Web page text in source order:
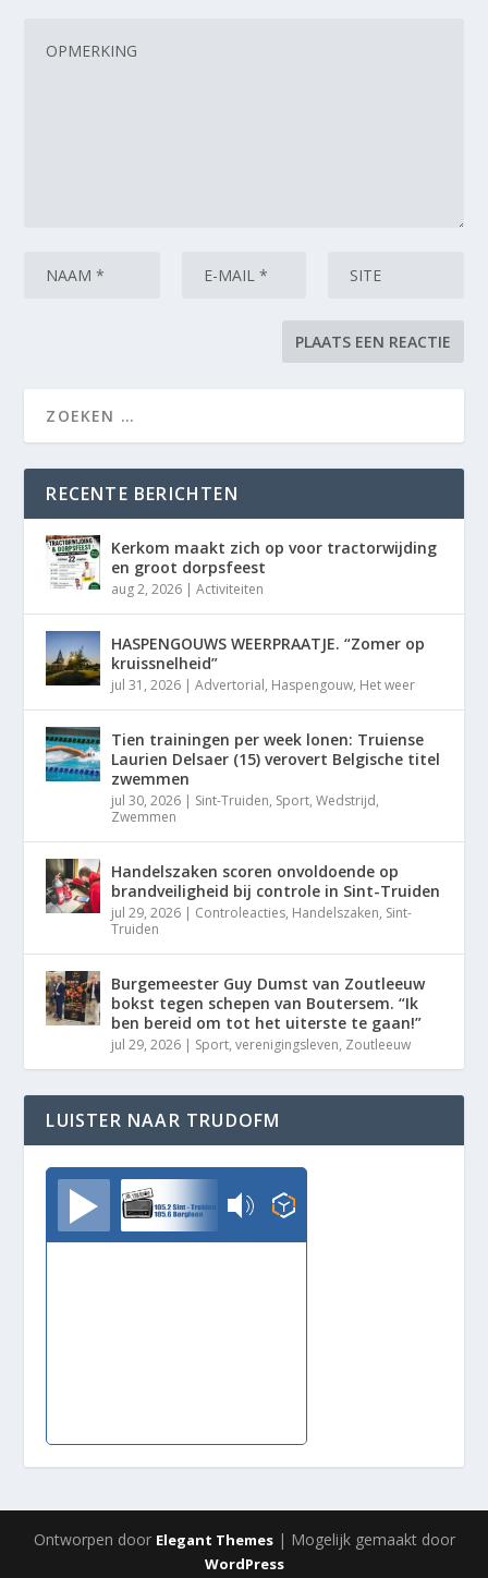
RECENTE BERICHTEN
Kerkom maakt zich op voor tractorwijding
en groot dorpsfeest
aug 2, 2026 |Activiteiten
HASPENGOUWS WEERPRAATJE. “Zomer op
kruissnelheid”
jul 31, 2026 |Advertorial, Haspengouw, Het weer
Tien trainingen per week lonen: Truiense
Laurien Delsaer (15) verovert Belgische titel
zwemmen
jul 30, 2026 | Sint-Truiden, Sport,Wedstrijd,
Zwemmen
Handelszaken scoren onvoldoende op
brandveiligheid bij controle in Sint-Truiden
jul 29, 2026 | Controleacties, Handelszaken, Sint-
Truiden
Burgemeester Guy Dumst van Zoutleeuw
bokst tegen schepen van Boutersem. “Ik
ben bereid om tot het uiterste te gaan!”
jul 29, 2026 | Sport,verenigingsleven, Zoutleeuw
LUISTER NAAR TRUDOFM
TrudoFM
Ontworpen door Elegant Themes| Mogelijk gemaakt door
WordPress